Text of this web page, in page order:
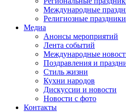
Международные
Религиозные праздники
Медиа
Анонсы мероприятий
Лента событий
Международные
Поздравления и
Cтиль жизни
Кухни народов
Дискуссии и новости
Новости с фото
Контакты